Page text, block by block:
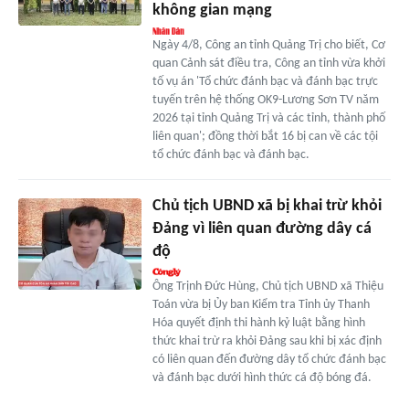
không gian mạng
Ngày 4/8, Công an tỉnh Quảng Trị cho biết, Cơ
quan Cảnh sát điều tra, Công an tỉnh vừa khởi
tố vụ án 'Tổ chức đánh bạc và đánh bạc trực
tuyến trên hệ thống OK9-Lương Sơn TV năm
2026 tại tỉnh Quảng Trị và các tỉnh, thành phố
liên quan'; đồng thời bắt 16 bị can về các tội
tổ chức đánh bạc và đánh bạc.
Chủ tịch UBND xã bị khai trừ khỏi
Đảng vì liên quan đường dây cá
độ
Ông Trịnh Đức Hùng, Chủ tịch UBND xã Thiệu
Toán vừa bị Ủy ban Kiểm tra Tỉnh ủy Thanh
Hóa quyết định thi hành kỷ luật bằng hình
thức khai trừ ra khỏi Đảng sau khi bị xác định
có liên quan đến đường dây tổ chức đánh bạc
và đánh bạc dưới hình thức cá độ bóng đá.